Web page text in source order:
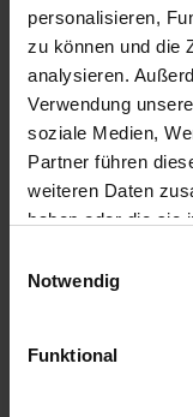
personalisieren,
zu können und die
analysieren.
Verwendung
soziale Medien,
Partner führen
weiteren Daten
haben oder die sie
Notwendig
Funktional